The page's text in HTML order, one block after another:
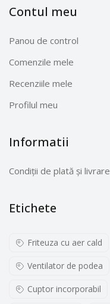
Contul meu
Panou de control
Comenzile mele
Recenziile mele
Profilul meu
Informatii
Condiții de plată și livrare
Etichete
Friteuza cu aer cald
Ventilator de podea
Cuptor incorporabil